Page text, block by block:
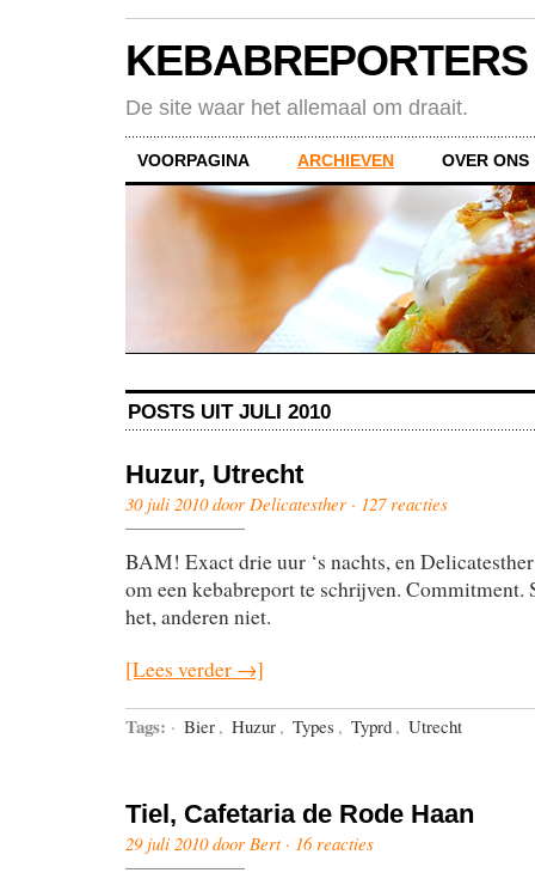
KEBABREPORTERS
De site waar het allemaal om draait.
VOORPAGINA ARCHIEVEN OVER ONS
POSTS UIT JULI 2010
Huzur, Utrecht
30 juli 2010 door Delicatesther · 127 reacties
BAM! Exact drie uur ‘s nachts, en
om een kebabreport te schrijven. Commitment.
het, anderen niet.
[Lees verder →]
Tags: · Bier , Huzur , Types , Typrd , Utrecht
Tiel, Cafetaria de Rode Haan
29 juli 2010 door Bert · 16 reacties